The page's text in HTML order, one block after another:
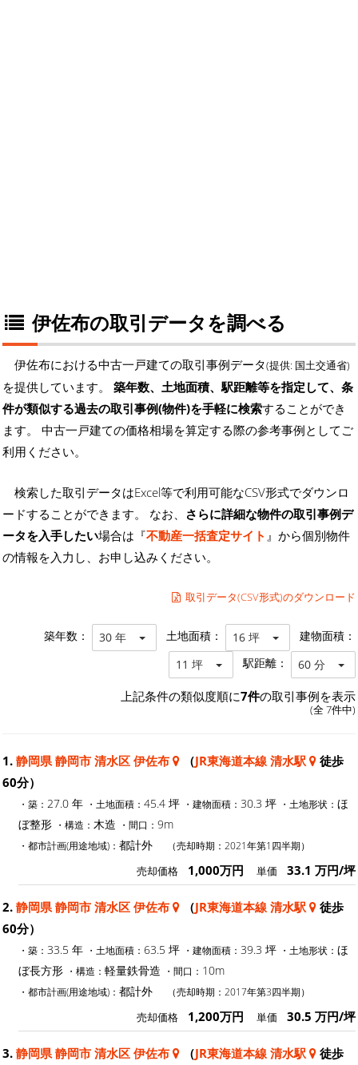
伊佐布の取引データを調べる
伊佐布における中古一戸建ての取引事例データ(提供: 国土交通省)
を提供しています。 築年数、土地面積、駅距離等を指定して、条
件が類似する過去の取引事例(物件)を手軽に検索することができ
ます。 中古一戸建ての価格相場を算定する際の参考事例としてご
利用ください。
検索した取引データはExcel等で利用可能なCSV形式でダウンロ
ードすることができます。 なお、 さらに詳細な物件の取引事例デ
ータを入手したい場合は『不動産一括査定サイト 』から個別物件
の情報を入力し、お申し込みください。
取引データ(CSV形式)のダウンロード
築年数： 30 年 土地面積： 16 坪 建物面積：
11 坪 駅距離： 60 分
上記条件の類似度順に7件の取引事例を表示
(全 7件中)
1. 静岡県 静岡市 清水区 伊佐布 （JR東海道本線 清水駅
徒歩
60分）
・築： 27.0 年 ・土地面積： 45.4 坪 ・建物面積： 30.3 坪 ・土地形状： ほ
ぼ整形 ・構造： 木造 ・間口： 9m
・都市計画(用途地域)： 都計外 （売却時期：2021年第1四半期）
売却価格 1,000万円 単価 33.1 万円/坪
2. 静岡県 静岡市 清水区 伊佐布 （JR東海道本線 清水駅
徒歩
60分）
・築： 33.5 年 ・土地面積： 63.5 坪 ・建物面積： 39.3 坪 ・土地形状： ほ
ぼ長方形 ・構造： 軽量鉄骨造 ・間口： 10m
・都市計画(用途地域)： 都計外 （売却時期：2017年第3四半期）
売却価格 1,200万円 単価 30.5 万円/坪
3. 静岡県 静岡市 清水区 伊佐布 （JR東海道本線 清水駅
徒歩